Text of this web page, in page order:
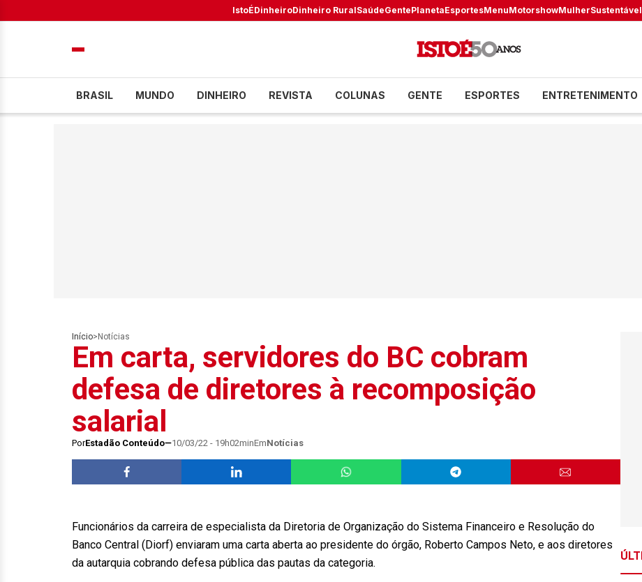
IstoÉDinheiroDinheiro RuralSaúdeGentePlanetaEsportesMenuMotorshowMulherSustentável
BRASIL MUNDO DINHEIRO REVISTA COLUNAS GENTE ESPORTES ENTRETENIMENTO
Início> Notícias
Em carta, servidores do BC cobram
defesa de diretores à recomposição
salarial
PorEstadão Conteúdo 10/03/22 - 19h02minEmNotícias
Funcionários da carreira de especialista da Diretoria de Organização do Sistema Financeiro e Resolução do
Banco Central (Diorf) enviaram uma carta aberta ao presidente do órgão, Roberto Campos Neto, e aos diretores
da autarquia cobrando defesa pública das pautas da categoria.